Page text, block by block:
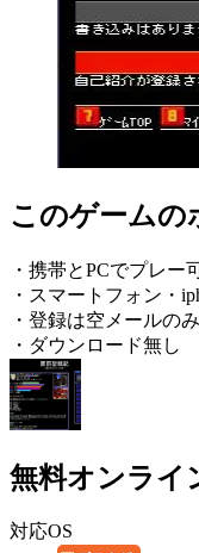
このゲームの
・携帯とPCでプレー
・スマートフォン・
・登録は空メールのみ
・ダウンロード無し
無料オンライ
対応OS